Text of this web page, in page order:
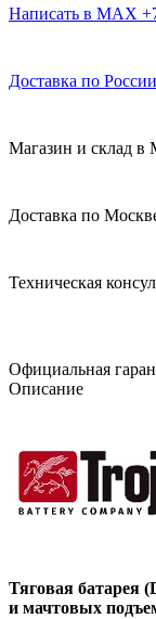
Написать в MAX
Доставка по
Магазин и склад в
Доставка по
Техническая
Официальная
Описание
Тяговая батарея
и мачтовых